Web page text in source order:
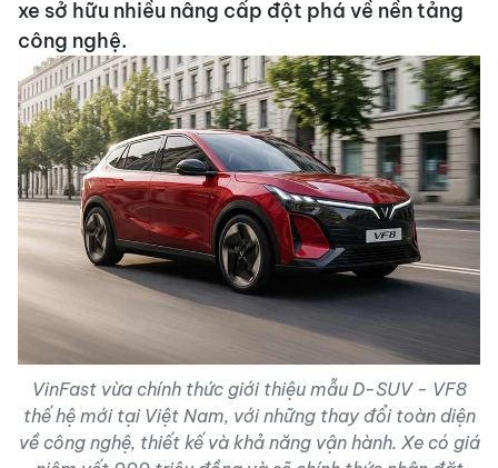
xe sở hữu nhiều nâng cấp đột phá về nền tảng
công nghệ.
VinFast vừa chính thức giới thiệu mẫu D-SUV - VF8
thế hệ mới tại Việt Nam, với những thay đổi toàn diện
về công nghệ, thiết kế và khả năng vận hành. Xe có giá